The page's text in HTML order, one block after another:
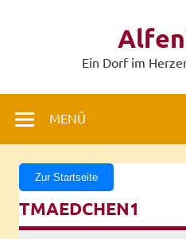
Ein Dorf im
MENÜ
Zur Startseite
TMAEDCHEN1